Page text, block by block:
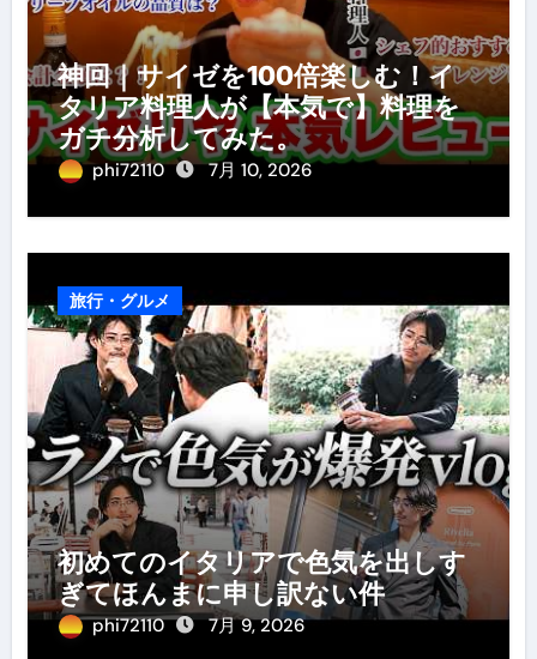
神回｜サイゼを100倍楽しむ！イ
タリア料理人が【本気で】料理を
ガチ分析してみた。
phi72110 7月 10, 2026
旅行・グルメ
初めてのイタリアで色気を出しす
ぎてほんまに申し訳ない件
phi72110 7月 9, 2026